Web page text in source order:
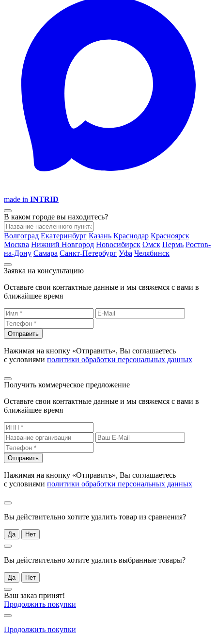
made in INTRID
В каком городе вы находитесь?
Волгоград Екатеринбург Казань Краснодар Красноярск
Москва Нижний Новгород Новосибирск Омск Пермь Ростов-
на-Дону Самара Санкт-Петербург Уфа Челябинск
Заявка на консультацию
Оставьте свои контактные данные и мы свяжемся с вами в
ближайшее время
Отправить
Нажимая на кнопку «Отправить», Вы соглашаетесь
с условиями политики обработки персональных данных
Получить коммерческое предложение
Оставьте свои контактные данные и мы свяжемся с вами в
ближайшее время
Отправить
Нажимая на кнопку «Отправить», Вы соглашаетесь
с условиями политики обработки персональных данных
Вы действительно хотите удалить товар из сравнения?
Да Нет
Вы действительно хотите удалить выбранные товары?
Да Нет
Ваш заказ принят!
Продолжить покупки
Продолжить покупки